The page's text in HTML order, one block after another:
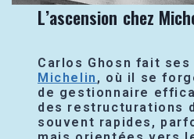
L’ascension chez
Carlos Ghosn fait ses
Michelin , où il se
de gestionnaire
des restructurations
souvent rapides,